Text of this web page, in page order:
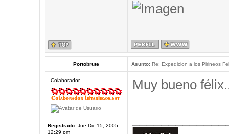
Portobrute Asunto:Re: Expedicion a los Pirineos
Colaborador
Registrado:Jue Dic 15, 2005
12:29 pm
Muy bueno